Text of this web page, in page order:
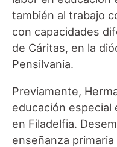
también al trabajo
con capacidades
de Cáritas, en la
Pensilvania.
Previamente,
educación especial
en Filadelfia.
enseñanza